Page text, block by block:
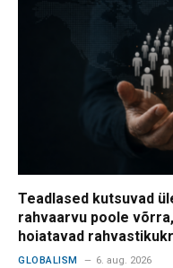
Teadlased kutsuvad
rahvaarvu poole
hoiatavad
GLOBALISM 6. aug. 2026